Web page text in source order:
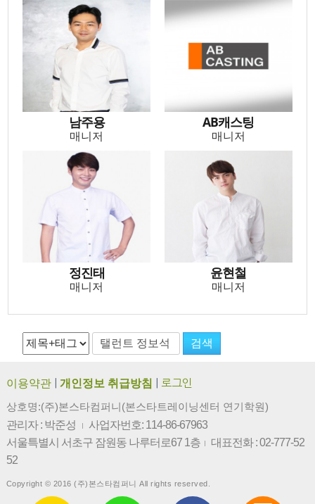
남주용
매니저
AB캐스팅
매니저
정진태
매니저
정진태
매니저
윤현철
매니저
윤현철
매니저
이용약관 개인정보 취급방침 로그인
상호명:(주)본스타컴퍼니(본스타트레이닝센터 연기학원)
관리자 : 박준성
사업자번호: 114-86-67963
서울특별시 서초구 잠원동 나루터로67 1층
대표전화 : 02-777-52
52
Copyright © 2016 (주)본스타컴퍼니 All rights reserved.